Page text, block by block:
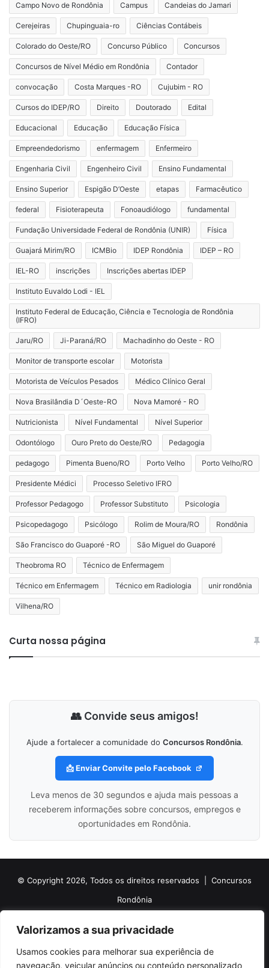
Valorizamos a sua privacidade
Usamos cookies para melhorar sua experiência de
navegação, veicular anúncios ou conteúdo personalizado
Campo Novo de Rondônia Campus Candeias do Jamari
Cerejeiras Chupinguaia-ro Ciências Contábeis
Colorado do Oeste/RO Concurso Público Concursos
Concursos de Nível Médio em Rondônia Contador
convocação Costa Marques -RO Cujubim - RO
Cursos do IDEP/RO Direito Doutorado Edital
Educacional Educação Educação Física
Empreendedorismo enfermagem Enfermeiro
Engenharia Civil Engenheiro Civil Ensino Fundamental
Ensino Superior Espigão D’Oeste etapas Farmacêutico
federal Fisioterapeuta Fonoaudiólogo fundamental
Fundação Universidade Federal de Rondônia (UNIR) Física
Guajará Mirim/RO ICMBio IDEP Rondônia IDEP – RO
IEL-RO inscrições Inscrições abertas IDEP
Instituto Euvaldo Lodi - IEL
Instituto Federal de Educação, Ciência e Tecnologia de Rondônia
(IFRO)
Jaru/RO Ji-Paraná/RO Machadinho do Oeste - RO
Monitor de transporte escolar Motorista
Motorista de Veículos Pesados Médico Clínico Geral
Nova Brasilândia D´Oeste-RO Nova Mamoré - RO
Nutricionista Nível Fundamental Nível Superior
Odontólogo Ouro Preto do Oeste/RO Pedagogia
pedagogo Pimenta Bueno/RO Porto Velho Porto Velho/RO
Presidente Médici Processo Seletivo IFRO
Professor Pedagogo Professor Substituto Psicologia
Psicopedagogo Psicólogo Rolim de Moura/RO Rondônia
São Francisco do Guaporé -RO São Miguel do Guaporé
Theobroma RO Técnico de Enfermagem
Técnico em Enfermagem Técnico em Radiologia unir rondônia
Vilhena/RO
Curta nossa página
👥 Convide seus amigos!
Ajude a fortalecer a comunidade do Concursos Rondônia.
📩 Enviar Convite pelo Facebook
Leva menos de 30 segundos e ajuda mais pessoas a
receberem informações sobre concursos, empregos e
oportunidades em Rondônia.
© Copyright 2026, Todos os direitos reservados | Concursos
Rondônia
Sobre o Concursos Rondônia
Siga nossas redes sociais
Web Stories Anuncie